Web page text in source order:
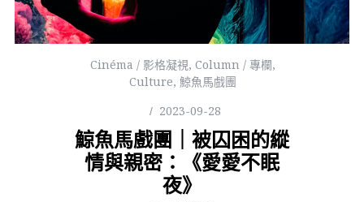
Cinéma / 影格凝視,Column / 專欄,
Culture,鯨魚馬戲團
2023-09-28
鯨魚馬戲團｜被囚困的縱
情與親密：《愛愛不眠
夜》